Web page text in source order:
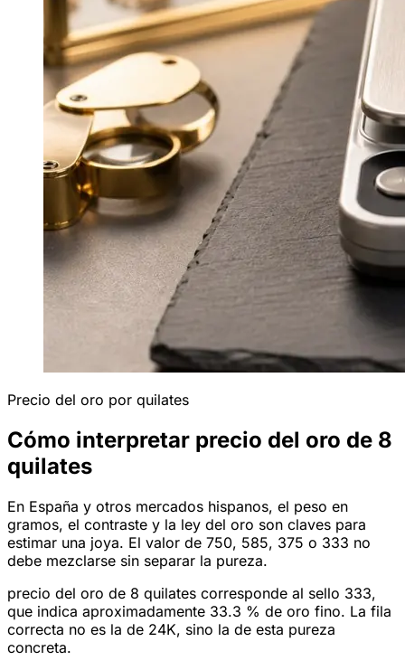
Precio del oro por quilates
Cómo interpretar precio del oro de 8
quilates
En España y otros mercados hispanos, el peso en
gramos, el contraste y la ley del oro son claves para
estimar una joya. El valor de 750, 585, 375 o 333 no
debe mezclarse sin separar la pureza.
precio del oro de 8 quilates corresponde al sello 333,
que indica aproximadamente 33.3 % de oro fino. La fila
correcta no es la de 24K, sino la de esta pureza
concreta.